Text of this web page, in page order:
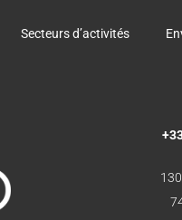
Secteurs d’activités